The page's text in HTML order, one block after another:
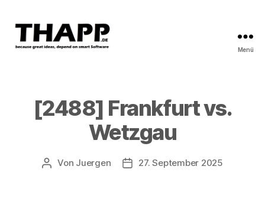
Menü
[2488] Frankfurt vs.
Wetzgau
Beitragsautor
Von Juergen Beitragsdatum
27. September 2025